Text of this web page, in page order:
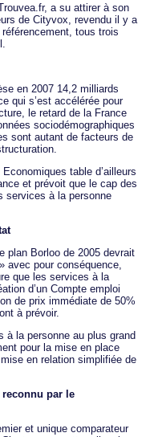
a su attirer à son
de Cityvox, revendu il y a
tous trois
en 2007 14,2 milliards
qui s’est accélérée pour
le retard de la France
sociodémographiques
sont autant de facteurs de
table d’ailleurs
et prévoit que le cap des
services à la personne
plan Borloo de 2005 devrait
avec pour conséquence,
que les services à la
d’un Compte emploi
de prix immédiate de 50%
à prévoir.
à la personne au plus grand
pour la mise en place
en relation simplifiée de
par le
et unique comparateur